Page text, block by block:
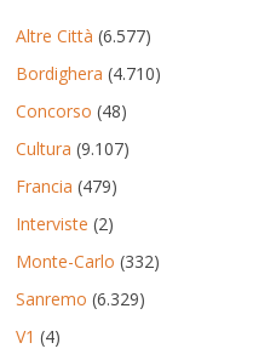
Altre Città (6.577)
Bordighera (4.710)
Concorso (48)
Cultura (9.107)
Francia (479)
Interviste (2)
Monte-Carlo (332)
Sanremo (6.329)
V1 (4)